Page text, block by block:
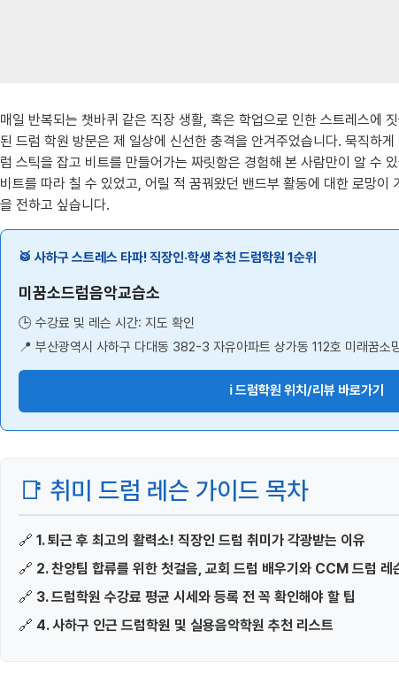
매일 반복되는 챗바퀴 같은 직장 생활, 혹은 학업으로 인한 스트레스에
된 드럼 학원 방문은 제 일상에 신선한 충격을 안겨주었습니다. 묵직하
럼 스틱을 잡고 비트를 만들어가는 짜릿함은 경험해 본 사람만이 알 수
비트를 따라 칠 수 있었고, 어릴 적 꿈꿔왔던 밴드부 활동에 대한 로망
을 전하고 싶습니다.
🥁 사하구 스트레스 타파! 직장인·학생 추천 드럼학원 1순위
미꿈소드럼음악교습소
🕒 수강료 및 레슨 시간: 지도 확인
📍 부산광역시 사하구 다대동 382-3 자유아파트 상가동 112호 미래꿈소
ℹ️ 드럼학원 위치/리뷰 바로가기
📑 취미 드럼 레슨 가이드 목차
🔗 1. 퇴근 후 최고의 활력소! 직장인 드럼 취미가 각광받는 이유
🔗 2. 찬양팀 합류를 위한 첫걸음, 교회 드럼 배우기와 CCM 드럼 레
🔗 3. 드럼학원 수강료 평균 시세와 등록 전 꼭 확인해야 할 팁
🔗 4. 사하구 인근 드럼학원 및 실용음악학원 추천 리스트